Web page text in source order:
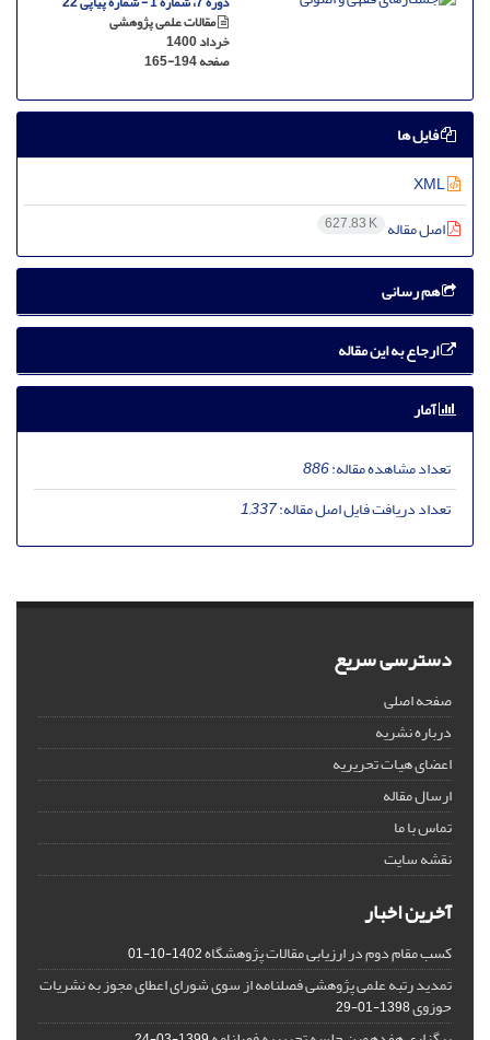
مقالات علمی پژوهشی
خرداد 1400
صفحه165-194
فایل ها
اصل مقاله 627.83 K
هم رسانی
ارجاع به این مقاله
آمار
تعداد مشاهده مقاله:886
تعداد دریافت فایل اصل مقاله:1,337
دسترسی سریع
صفحه اصلی
درباره نشریه
اعضای هیات تحریریه
ارسال مقاله
تماس با ما
نقشه سایت
آخرین اخبار
کسب مقام دوم در ارزیابی مقالات پژوهشگاه1402-10-01
تمدید رتبه علمی پژوهشی فصلنامه از سوی شورای اعطای مجوز به نشریات
حوزوی1398-01-29